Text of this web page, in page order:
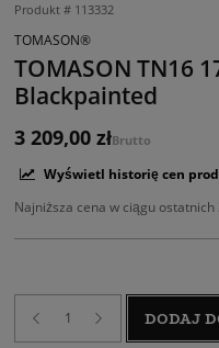
Produkt # 113332
TOMASON®
TOMASON TN16
Blackpainted
3 209,00 złBrutto
Wyświetl historię cen
Najniższa cena w ciągu ostatnich
DODAJ